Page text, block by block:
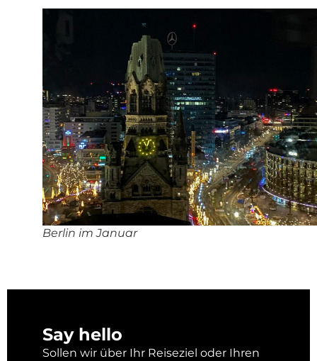
Berlin im Januar
Say hello
Sollen wir über Ihr Reiseziel oder Ihren